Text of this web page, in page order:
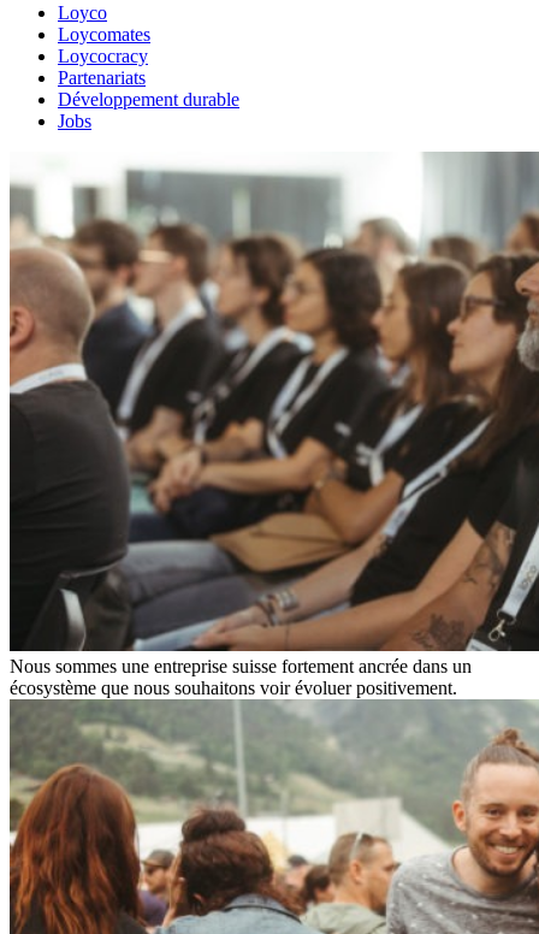
Loyco
Loycomates
Loycocracy
Partenariats
Développement durable
Jobs
Nous sommes une entreprise suisse fortement ancrée dans un
écosystème que nous souhaitons voir évoluer positivement.